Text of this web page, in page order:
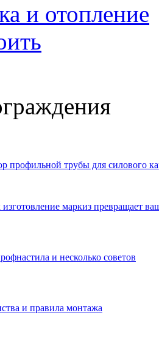
и отопление
профильной трубы для силового
маркиз превращает
и несколько советов
и правила монтажа